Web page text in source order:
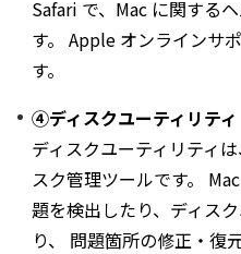
Safari で、Mac に関する
す。 Apple オンラインサ
す。
④ディスクユーティリティ
ディスクユーティリティ
スク管理ツールです。
題を検出したり、ディス
り、 問題箇所の修正・復